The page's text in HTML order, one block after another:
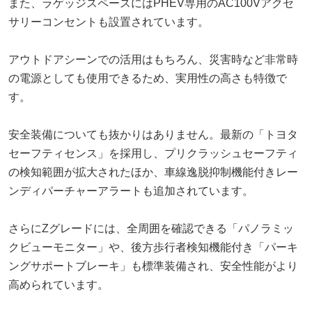
また、ラゲッジスペースにはPHEV専用のAC100Vアクセ
サリーコンセントも設置されています。
アウトドアシーンでの活用はもちろん、災害時など非常時
の電源としても使用できるため、実用性の高さも特徴で
す。
安全装備についても抜かりはありません。最新の「トヨタ
セーフティセンス」を採用し、プリクラッシュセーフティ
の検知範囲が拡大されたほか、車線逸脱抑制機能付きレー
ンディパーチャーアラートも追加されています。
さらにZグレードには、全周囲を確認できる「パノラミッ
クビューモニター」や、後方歩行者検知機能付き「パーキ
ングサポートブレーキ」も標準装備され、安全性能がより
高められています。